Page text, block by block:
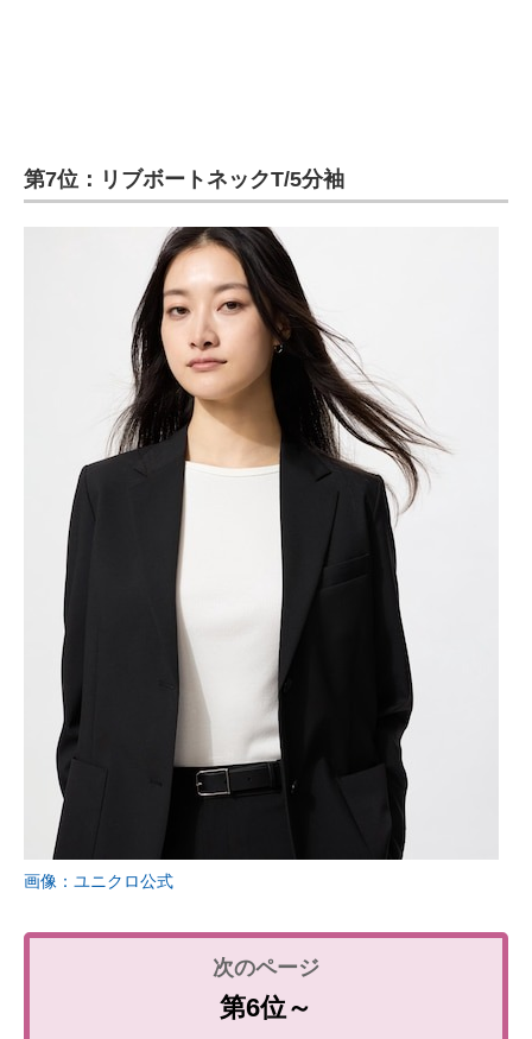
第7位：リブボートネックT/5分袖
画像：ユニクロ公式
第6位～